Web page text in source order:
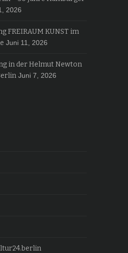
2026
FREIRAUM KUNST im
Juni 11, 2026
in der Helmut Newton
Juni 7, 2026